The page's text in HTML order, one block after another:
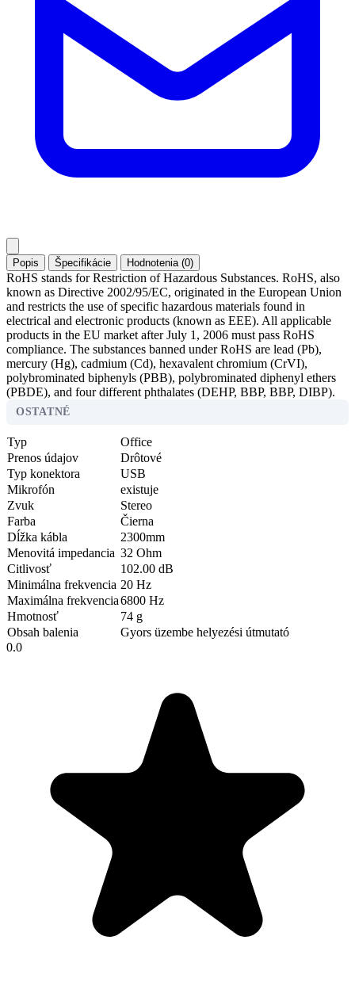
Popis Špecifikácie Hodnotenia (0)
RoHS stands for Restriction of Hazardous Substances. RoHS, also
known as Directive 2002/95/EC, originated in the European Union
and restricts the use of specific hazardous materials found in
electrical and electronic products (known as EEE). All applicable
products in the EU market after July 1, 2006 must pass RoHS
compliance. The substances banned under RoHS are lead (Pb),
mercury (Hg), cadmium (Cd), hexavalent chromium (CrVI),
polybrominated biphenyls (PBB), polybrominated diphenyl ethers
(PBDE), and four different phthalates (DEHP, BBP, BBP, DIBP).
OSTATNÉ
Typ
Office
Prenos údajov
Drôtové
Typ konektora
USB
Mikrofón
existuje
Zvuk
Stereo
Farba
Čierna
Dĺžka kábla
2300mm
Menovitá impedancia 32 Ohm
Citlivosť
102.00 dB
Minimálna frekvencia 20 Hz
Maximálna frekvencia6800 Hz
Hmotnosť
74 g
Obsah balenia
Gyors üzembe helyezési útmutató
0.0